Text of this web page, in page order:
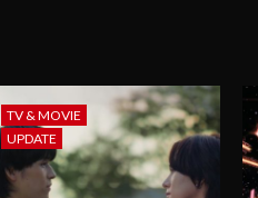
TV & MOVIE
UPDATE